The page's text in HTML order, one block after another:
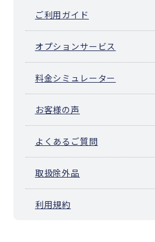
ご利用ガイド
オプションサービス
料金シミュレーター
お客様の声
よくあるご質問
取扱除外品
利用規約